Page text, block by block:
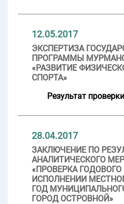
12.05.2017
ЭКСПЕРТИЗА
ПРОГРАММЫ
«РАЗВИТИЕ
СПОРТА»
Результат проверки
28.04.2017
ЗАКЛЮЧЕНИЕ ПО
АНАЛИТИЧЕСКОГО
«ПРОВЕРКА ГОДОВОГО
ИСПОЛНЕНИИ
ГОД
ГОРОД ОСТРОВНОЙ»